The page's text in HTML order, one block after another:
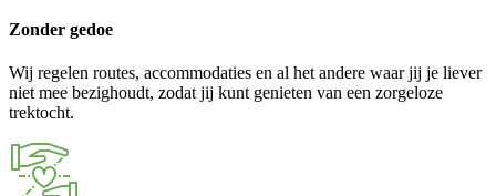
Zonder gedoe
Wij regelen routes, accommodaties en al het andere waar jij je liever
niet mee bezighoudt, zodat jij kunt genieten van een zorgeloze
trektocht.